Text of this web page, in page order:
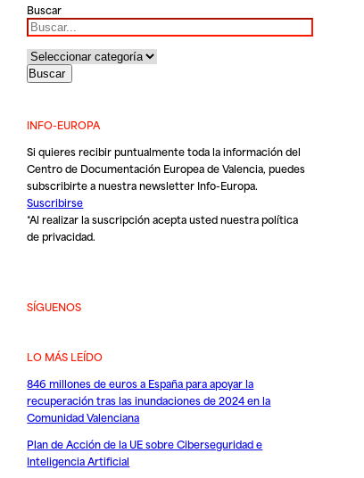
Buscar
INFO-EUROPA
Si quieres recibir puntualmente toda la información del
Centro de Documentación Europea de Valencia, puedes
subscribirte a nuestra newsletter Info-Europa.
Suscribirse
*Al realizar la suscripción acepta usted nuestrapolítica
de privacidad.
SÍGUENOS
LO MÁS LEÍDO
846 millones de euros a España para apoyar la
recuperación tras las inundaciones de 2024 en la
Comunidad Valenciana
Plan de Acción de la UE sobre Ciberseguridad e
Inteligencia Artificial